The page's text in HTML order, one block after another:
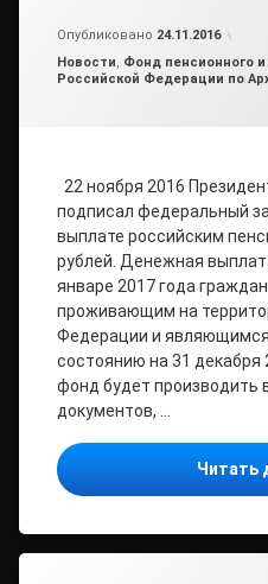
Опубликовано 24.11.2016
Рубрики:
Новости, Фонд пенсионного
Российской Федерации по
22 ноября 2016
подписал федеральный
выплате российским
рублей. Денежная
январе 2017 года
проживающим на
Федерации и
состоянию на 31 декабря
фонд будет производить
документов, …
Читать